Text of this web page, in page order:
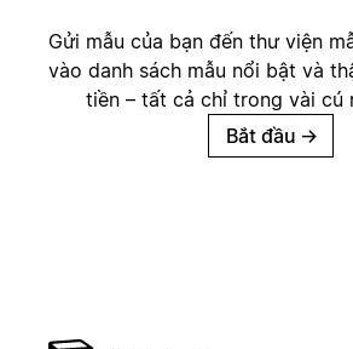
Gửi mẫu của bạn đến thư viện
vào danh sách mẫu nổi bật và
tiền – tất cả chỉ trong vài cú
Bắt đầu →